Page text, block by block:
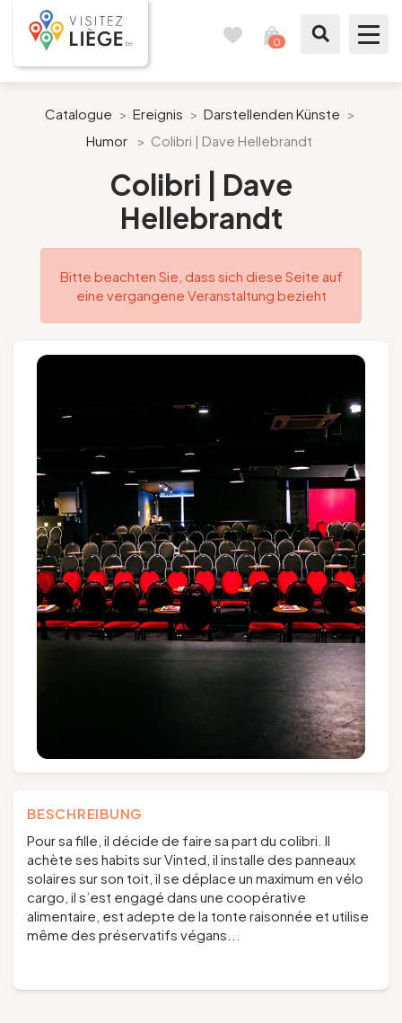
0
Wie ein Bürger von Lüttich
Meinen Aufenthalt vorbereiten
Unsere Vorschläge
Stadt Lüttich
Folgen Sie uns
EN NL DE
Catalogue > Ereignis > Darstellenden Künste >
Humor
> Colibri | Dave Hellebrandt
Colibri | Dave
Hellebrandt
Bitte beachten Sie, dass sich diese Seite auf
eine vergangene Veranstaltung bezieht
BESCHREIBUNG
Pour sa fille, il décide de faire sa part du colibri. Il
achète ses habits sur Vinted, il installe des panneaux
solaires sur son toit, il se déplace un maximum en vélo
cargo, il s’est engagé dans une coopérative
alimentaire, est adepte de la tonte raisonnée et utilise
même des préservatifs végans...